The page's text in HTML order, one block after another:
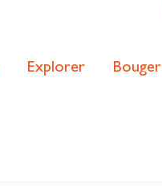
Explorer Bouger